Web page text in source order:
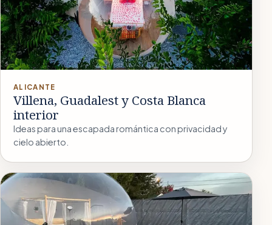
ALICANTE
Villena, Guadalest y Costa Blanca
interior
Ideas para una escapada romántica con privacidad y
cielo abierto.